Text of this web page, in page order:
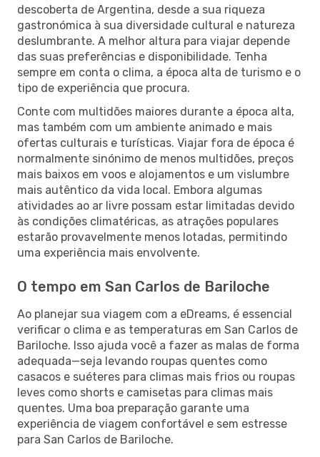
descoberta de Argentina, desde a sua riqueza
gastronómica à sua diversidade cultural e natureza
deslumbrante. A melhor altura para viajar depende
das suas preferências e disponibilidade. Tenha
sempre em conta o clima, a época alta de turismo e o
tipo de experiência que procura.
Conte com multidões maiores durante a época alta,
mas também com um ambiente animado e mais
ofertas culturais e turísticas. Viajar fora de época é
normalmente sinónimo de menos multidões, preços
mais baixos em voos e alojamentos e um vislumbre
mais autêntico da vida local. Embora algumas
atividades ao ar livre possam estar limitadas devido
às condições climatéricas, as atrações populares
estarão provavelmente menos lotadas, permitindo
uma experiência mais envolvente.
O tempo em San Carlos de Bariloche
Ao planejar sua viagem com a eDreams, é essencial
verificar o clima e as temperaturas em San Carlos de
Bariloche. Isso ajuda você a fazer as malas de forma
adequada—seja levando roupas quentes como
casacos e suéteres para climas mais frios ou roupas
leves como shorts e camisetas para climas mais
quentes. Uma boa preparação garante uma
experiência de viagem confortável e sem estresse
para San Carlos de Bariloche.